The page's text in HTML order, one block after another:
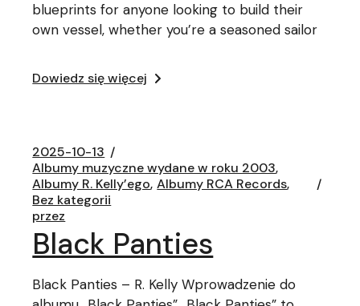
blueprints for anyone looking to build their
own vessel, whether you’re a seasoned sailor
Dowiedz się więcej
2025-10-13
Albumy muzyczne wydane w roku 2003
Albumy R. Kelly’ego Albumy RCA Records
Bez kategorii
przez
Black Panties
Black Panties – R. Kelly Wprowadzenie do